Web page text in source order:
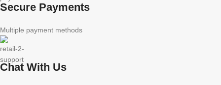
Secure Payments
Multiple payment methods
Chat With Us